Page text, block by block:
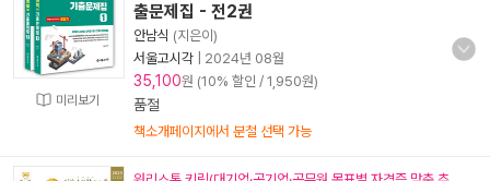
미리보기
출문제집 - 전2권
안남식 (지은이)
서울고시각
2024년 08월
35,100원 (10% 할인 / 1,950원)
품절
책소개페이지에서 분철 선택 가능